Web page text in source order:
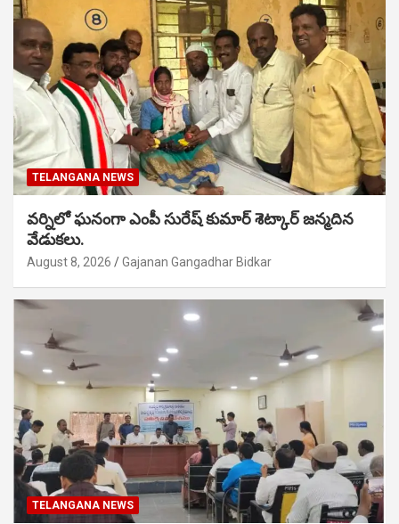
TELANGANA NEWS
వర్నిలో ఘనంగా ఎంపీ సురేష్ కుమార్ శెట్కార్ జన్మదిన
వేడుకలు.
August 8, 2026 Gajanan Gangadhar Bidkar
TELANGANA NEWS